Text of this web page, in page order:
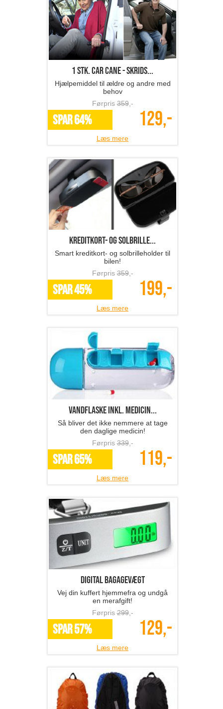
1 stk. Car Cane - skrids...
Hjælpemiddel til ældre og andre med
behov
Førpris359,-
SPAR 64% 129,-
Læs mere
kreditkort- og solbrille...
Smart kreditkort- og solbrilleholder til
bilen!
Førpris359,-
SPAR 45% 199,-
Læs mere
Vandflaske inkl. medicin...
Så bliver det ikke nemmere at tage
den daglige medicin!
Førpris339,-
SPAR 65% 119,-
Læs mere
Digital bagagevægt
Vej din kuffert hjemmefra og undgå
en merafgift!
Førpris299,-
SPAR 57% 129,-
Læs mere